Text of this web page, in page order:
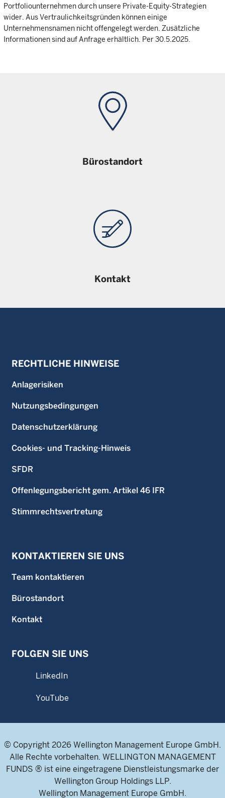
Portfoliounternehmen durch unsere Private-Equity-Strategien
wider. Aus Vertraulichkeitsgründen können einige
Unternehmensnamen nicht offengelegt werden. Zusätzliche
Informationen sind auf Anfrage erhältlich. Per 30.5.2025.
Bürostandort
Kontakt
RECHTLICHE HINWEISE
Anlagerisiken
Nutzungsbedingungen
Datenschutzerklärung
Cookies- und Tracking-Hinweis
SFDR
Offenlegungsbericht gem. Artikel 46 IFR
Stimmrechtsvertretung
KONTAKTIEREN SIE UNS
Team kontaktieren
Bürostandort
Kontakt
FOLGEN SIE UNS
LinkedIn
YouTube
© Copyright 2026 Wellington Management Europe GmbH.
Alle Rechte vorbehalten. WELLINGTON MANAGEMENT
FUNDS ® ist eine eingetragene Dienstleistungsmarke der
Wellington Group Holdings LLP.
Wellington Management Europe GmbH.